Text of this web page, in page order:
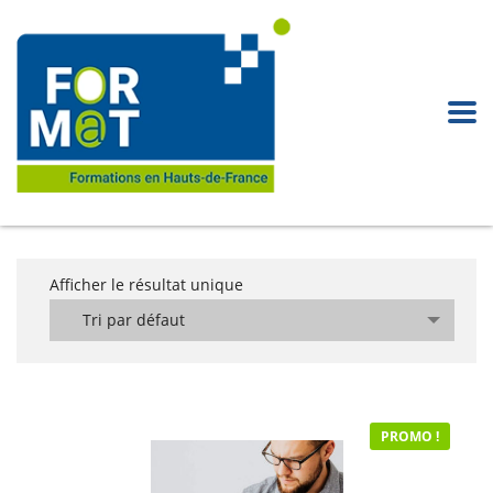
Afficher le résultat unique
Tri par défaut
PROMO !